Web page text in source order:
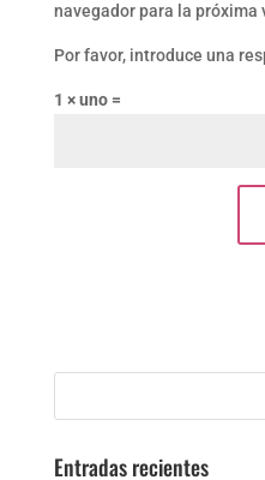
navegador para la próxima
Por favor, introduce una
1 × uno =
Entradas recientes